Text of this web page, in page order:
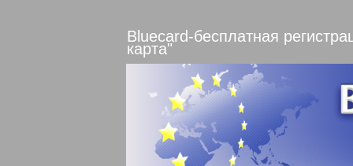
Bluecard-беcплатная
карта"